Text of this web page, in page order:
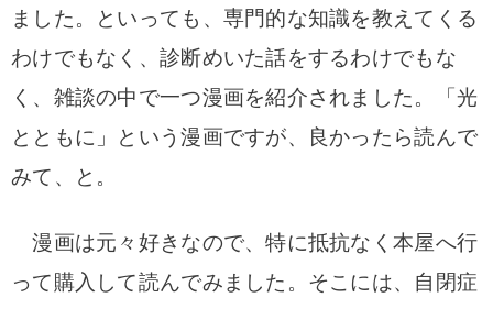
ました。といっても、専門的な知識を教えてくる
わけでもなく、診断めいた話をするわけでもな
く、雑談の中で一つ漫画を紹介されました。「光
とともに」という漫画ですが、良かったら読んで
みて、と。
漫画は元々好きなので、特に抵抗なく本屋へ行
って購入して読んでみました。そこには、自閉症